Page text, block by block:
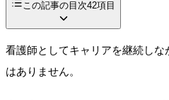
この記事の目次42項目
看護師としてキャリアを継続し
はありません。